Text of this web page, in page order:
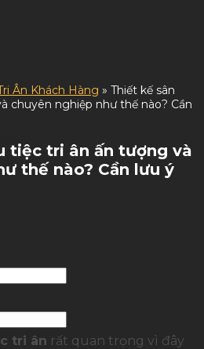
việc
Ân Khách Hàng » Thiết kế sân
chuyên nghiệp như thế nào? Cần
tiệc tri ân ấn tượng và
thế nào? Cần lưu ý
tri ân rất quan trọng vì đây